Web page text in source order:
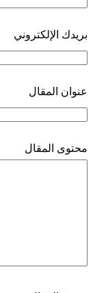
بريدك الإلكتروني
عنوان المقال
محتوى المقال